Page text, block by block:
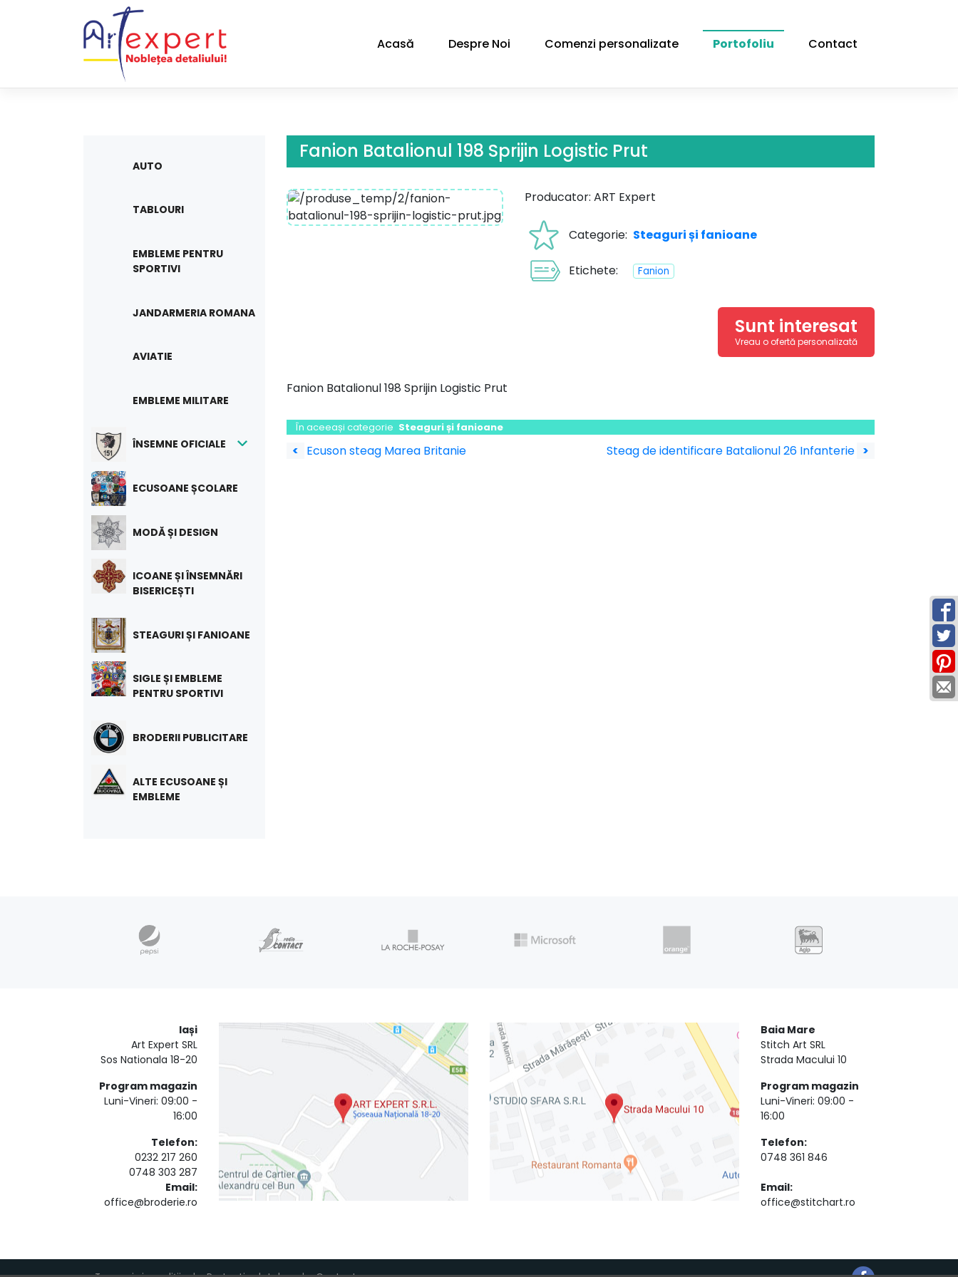
Acasă Despre Noi Comenzi personalizate Portofoliu Contact
AUTO
TABLOURI
EMBLEME PENTRU
SPORTIVI
JANDARMERIA ROMANA
AVIATIE
EMBLEME MILITARE
ÎNSEMNE OFICIALE
ECUSOANE ȘCOLARE
MODĂ ȘI DESIGN
ICOANE ȘI ÎNSEMNĂRI
BISERICEȘTI
STEAGURI ȘI FANIOANE
SIGLE ȘI EMBLEME
PENTRU SPORTIVI
BRODERII PUBLICITARE
ALTE ECUSOANE ȘI
EMBLEME
Fanion Batalionul 198 Sprijin Logistic Prut
Producator: ART Expert
Categorie: Steaguri și fanioane
Etichete: Fanion
Sunt interesat
Vreau o ofertă personalizată
Fanion Batalionul 198 Sprijin Logistic Prut
În aceeași categorie Steaguri și fanioane
Navigare
Steag de identificare Batalionul 26 Infanterie >
< Ecuson steag Marea Britanie
Iași
Art Expert SRL
Sos Nationala 18-20
Program magazin
Luni-Vineri: 09:00 -
16:00
Telefon:
0232 217 260
0748 303 287
Email:
office@broderie.ro
Baia Mare
Stitch Art SRL
Strada Macului 10
Program magazin
Luni-Vineri: 09:00 -
16:00
Telefon:
0748 361 846
Email:
office@stitchart.ro